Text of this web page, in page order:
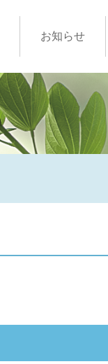
お知らせ